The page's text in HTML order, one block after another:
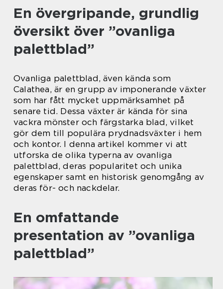
En övergripande, grundlig
översikt över ”ovanliga
palettblad”
Ovanliga palettblad, även kända som
Calathea, är en grupp av imponerande växter
som har fått mycket uppmärksamhet på
senare tid. Dessa växter är kända för sina
vackra mönster och färgstarka blad, vilket
gör dem till populära prydnadsväxter i hem
och kontor. I denna artikel kommer vi att
utforska de olika typerna av ovanliga
palettblad, deras popularitet och unika
egenskaper samt en historisk genomgång av
deras för- och nackdelar.
En omfattande
presentation av ”ovanliga
palettblad”